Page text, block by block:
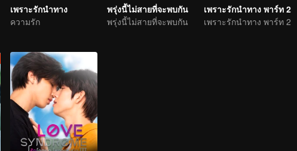
เพราะรักนำทาง
ความรัก
พรุ่งนี้ไม่สายที่จะพบกัน
พรุ่งนี้ไม่สายที่จะพบกัน
เพราะรักนำทาง พาร์ท 2
เพราะรักนำทาง พาร์ท 2